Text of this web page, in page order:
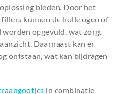
bieden. Door het
kunnen de holle ogen of
opgevuld, wat zorgt
Daarnaast kan er
ontstaan, wat kan bijdragen
in combinatie